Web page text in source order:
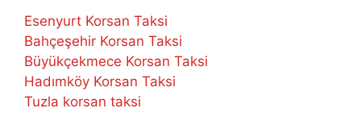
Esenyurt Korsan Taksi
Bahçeşehir Korsan Taksi
Büyükçekmece Korsan Taksi
Hadımköy Korsan Taksi
Tuzla korsan taksi